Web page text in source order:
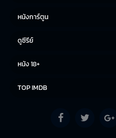
หนังการ์ตูน
ดูซีรีย์
หนัง 18+
TOP IMDB